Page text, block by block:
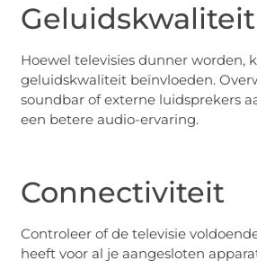
Geluidskwaliteit
Hoewel televisies dunner worden,
geluidskwaliteit beïnvloeden.
soundbar of externe luidsprekers
een betere audio-ervaring.
Connectiviteit
Controleer of de televisie
heeft voor al je aangesloten